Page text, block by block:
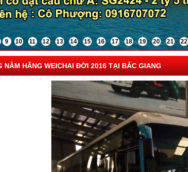
9 10 11 12 13 14 15 16 17 18 19 20 21 22
NẰM HÃNG WEICHAI ĐỜI 2016 TẠI BẮC GIANG